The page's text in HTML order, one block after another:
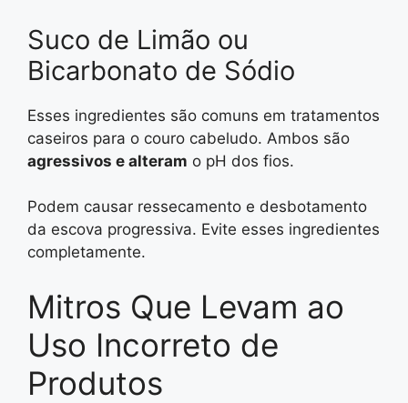
Suco de Limão ou
Bicarbonato de Sódio
Esses ingredientes são comuns em tratamentos
caseiros para o couro cabeludo. Ambos são
agressivos e alteram o pH dos fios.
Podem causar ressecamento e desbotamento
da escova progressiva. Evite esses ingredientes
completamente.
Mitros Que Levam ao
Uso Incorreto de
Produtos